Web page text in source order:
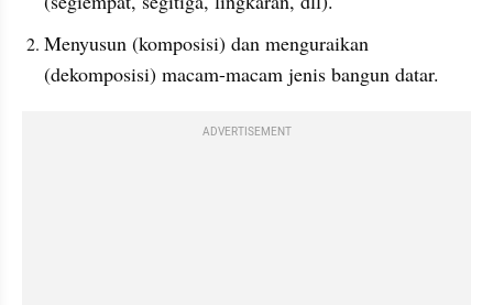
Menyusun (komposisi) dan menguraikan
(dekomposisi) macam-macam jenis bangun datar.
ADVERTISEMENT